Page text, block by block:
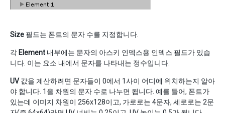
Size 필드는 폰트의 문자 수를 지정합니다.
각 Element 내부에는 문자의 아스키 인덱스용 인덱스 필드가 있습
니다. 이는 요소 내에서 문자를 나타내는 정수입니다.
UV 값을 계산하려면 문자들이 0에서 1사이 어디에 위치하는지 알아
야 합니다. 1을 차원의 문자 수로 나누면 됩니다. 예를 들어, 폰트가
있는데 이미지 차원이 256x128이고, 가로로는 4문자, 세로로는 2문